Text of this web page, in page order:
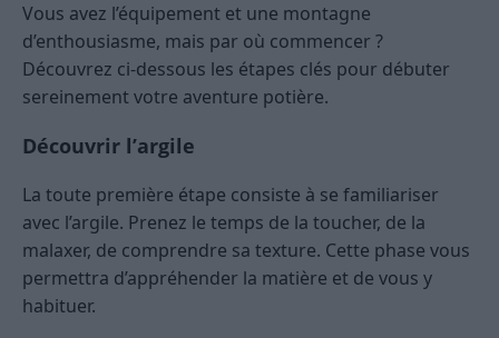
Vous avez l’équipement et une montagne
d’enthousiasme, mais par où commencer ?
Découvrez ci-dessous les étapes clés pour débuter
sereinement votre aventure potière.
Découvrir l’argile
La toute première étape consiste à se familiariser
avec l’argile. Prenez le temps de la toucher, de la
malaxer, de comprendre sa texture. Cette phase vous
permettra d’appréhender la matière et de vous y
habituer.